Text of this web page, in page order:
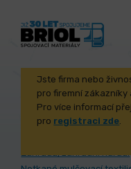
Jste firma nebo
pro firemní zákazníky
Pro více informací
pro registraci zde.
Zahrada, zahradní nářadí